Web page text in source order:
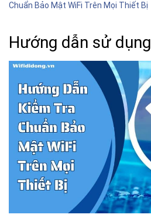
Chuẩn Bảo Mật WiFi Trên Mọi Thiết Bị
Hướng dẫn sử dụng